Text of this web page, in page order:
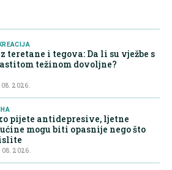
teretane i tegova: Da li su vježbe s
težinom dovoljne?
08. 2026.
pijete antidepresive, ljetne
mogu biti opasnije nego što
08. 2026.